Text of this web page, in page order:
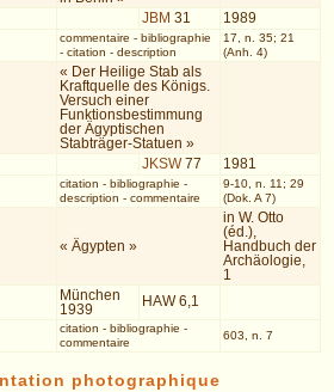
JBM 31 1989
commentaire - bibliographie
- citation - description
17, n. 35; 21
(Anh. 4)
« Der Heilige Stab als
Kraftquelle des Königs.
Versuch einer
Funktionsbestimmung
der Ägyptischen
Stabträger-Statuen »
JKSW77 1981
citation - bibliographie -
description - commentaire
9-10, n. 11; 29
(Dok. A 7)
« Ägypten »
in W. Otto
(éd.),
Handbuch der
Archäologie,
1
München
1939
HAW 6,1
citation - bibliographie -
commentaire
603, n. 7
photographique